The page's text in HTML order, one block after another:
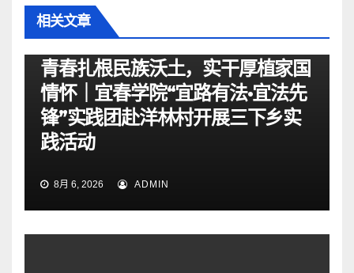
相关文章
青春扎根民族沃土，实干厚植家国
情怀｜宜春学院“宜路有法•宜法先
锋”实践团赴洋林村开展三下乡实
践活动
8月 6, 2026 ADMIN